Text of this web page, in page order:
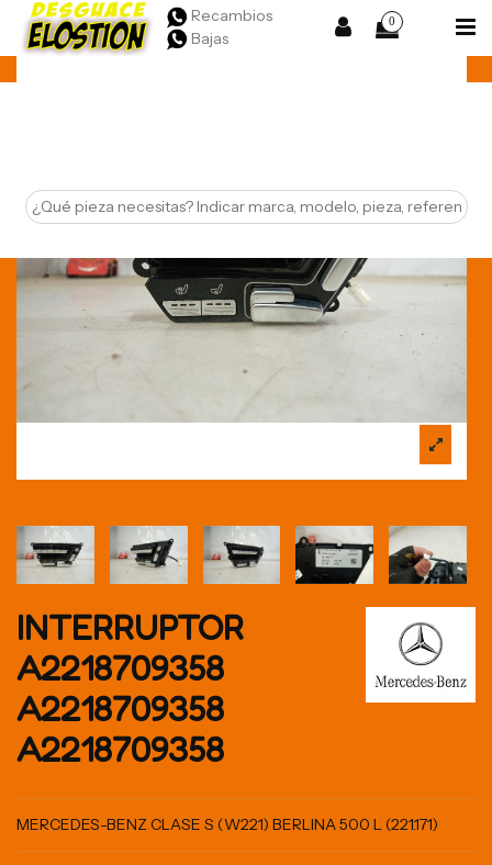
Recambios
Bajas
0
INTERRUPTOR
A2218709358
A2218709358
A2218709358
MERCEDES-BENZ CLASE S (W221) BERLINA 500 L (221.171)